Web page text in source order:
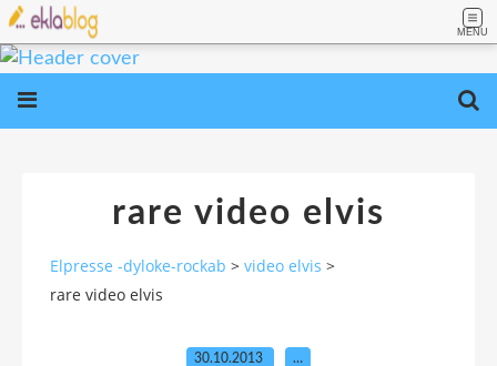
MENU
rare video elvis
Elpresse -dyloke-rockab > video elvis >
rare video elvis
30.10.2013 …